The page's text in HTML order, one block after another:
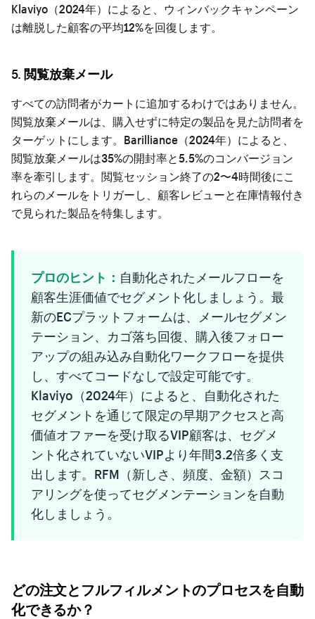
Klaviyo（2024年）によると、ウィンバックキャンペーン
は離脱した顧客の平均12%を回復します。
5. 閲覧放棄メール
すべての訪問者がカートに追加するわけではありません。
閲覧放棄メールは、購入せずに特定の製品を見た訪問者を
ターゲットにします。Barilliance（2024年）によると、
閲覧放棄メールは35%の開封率と5.5%のコンバージョン
率を牽引します。閲覧セッション終了の2〜4時間後にこ
れらのメールをトリガーし、顧客レビューと在庫情報付き
で見られた製品を特集します。
プロのヒント： 自動化されたメールフローを
顧客生涯価値でセグメント化しましょう。最
新のECプラットフォームは、メールセグメン
テーション、カゴ落ち回復、購入後フォロー
アップの組み込み自動化ワークフローを提供
し、すべてコードなしで設定可能です。
Klaviyo（2024年）によると、自動化された
セグメントを通じて限定の早期アクセスと高
価値オファーを受け取るVIP顧客は、セグメ
ント化されていないVIPより年間3.2倍多く支
出します。RFM（新しさ、頻度、金額）スコ
アリングを使ってセグメンテーションを自動
化しましょう。
どの注文とフルフィルメントのプロセスを自動
化できるか？